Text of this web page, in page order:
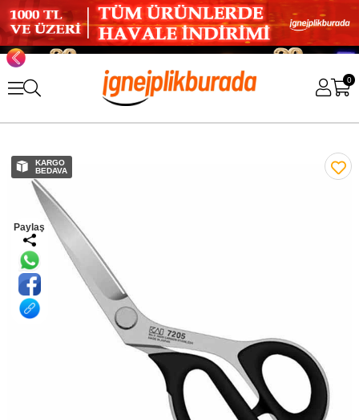
0
KARGO
BEDAVA
Paylaş